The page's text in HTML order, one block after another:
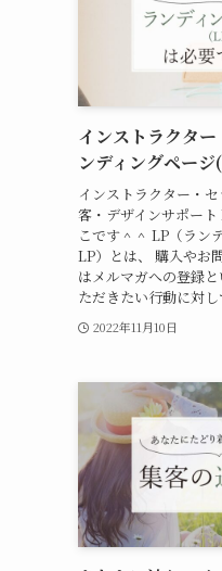
インストラクタ
ンディングページ
インストラクター・
客・デザインサポー
こです＾＾ LP（ラン
LP）とは、 購入やお
はメルマガへの登録
ただきたい行動に対
2022年11月10日